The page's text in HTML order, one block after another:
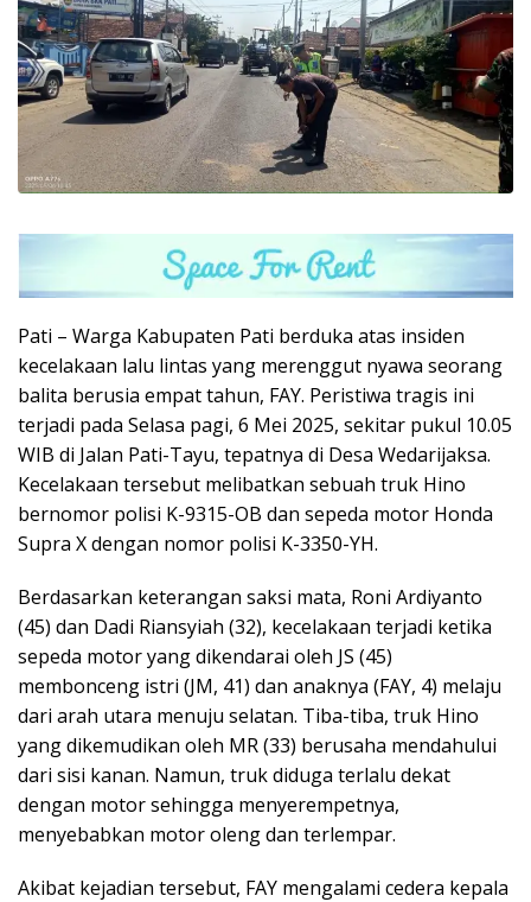
Pati – Warga Kabupaten Pati berduka atas insiden
kecelakaan lalu lintas yang merenggut nyawa seorang
balita berusia empat tahun, FAY. Peristiwa tragis ini
terjadi pada Selasa pagi, 6 Mei 2025, sekitar pukul 10.05
WIB di Jalan Pati-Tayu, tepatnya di Desa Wedarijaksa.
Kecelakaan tersebut melibatkan sebuah truk Hino
bernomor polisi K-9315-OB dan sepeda motor Honda
Supra X dengan nomor polisi K-3350-YH.
Berdasarkan keterangan saksi mata, Roni Ardiyanto
(45) dan Dadi Riansyiah (32), kecelakaan terjadi ketika
sepeda motor yang dikendarai oleh JS (45)
membonceng istri (JM, 41) dan anaknya (FAY, 4) melaju
dari arah utara menuju selatan. Tiba-tiba, truk Hino
yang dikemudikan oleh MR (33) berusaha mendahului
dari sisi kanan. Namun, truk diduga terlalu dekat
dengan motor sehingga menyerempetnya,
menyebabkan motor oleng dan terlempar.
Akibat kejadian tersebut, FAY mengalami cedera kepala